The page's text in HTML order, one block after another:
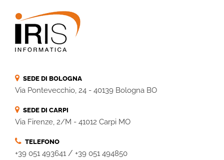
SEDE DI BOLOGNA
Via Pontevecchio, 24 - 40139 Bologna BO
SEDE DI CARPI
Via Firenze, 2/M - 41012 Carpi MO
TELEFONO
+39 051 493641 / +39 051 494850